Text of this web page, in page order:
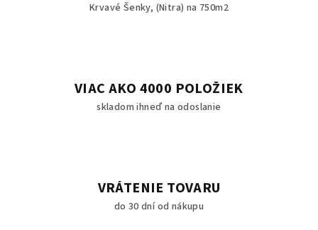
Krvavé Šenky, (Nitra) na 750m2
VIAC AKO 4000 POLOŽIEK
skladom ihneď na odoslanie
VRÁTENIE TOVARU
do 30 dní od nákupu